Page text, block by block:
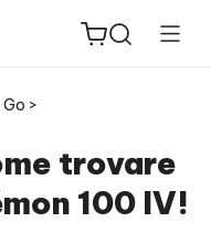
>
trovare
100 IV!